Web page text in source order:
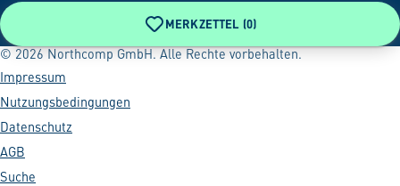
MERKZETTEL (0)
© 2026 Northcomp GmbH. Alle Rechte vorbehalten.
Impressum
Nutzungsbedingungen
Datenschutz
AGB
Suche